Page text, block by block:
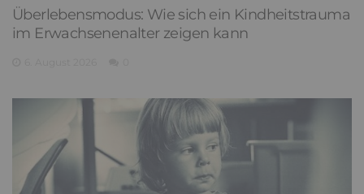
Überlebensmodus: Wie sich ein Kindheitstrauma
im Erwachsenenalter zeigen kann